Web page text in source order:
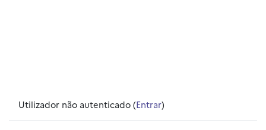
Utilizador não autenticado (Entrar)